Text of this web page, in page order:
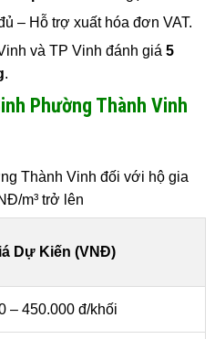
– Hỗ trợ xuất hóa đơn VAT.
và TP Vinh đánh giá 5
.
Phường Thành Vinh
Thành Vinh đối với hộ gia
m³ trở lên
Dự Kiến (VNĐ)
– 450.000 đ/khối